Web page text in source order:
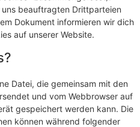
beauftragten Drittparteien
Dokument informieren wir dich
auf unserer Website.
Datei, die gemeinsam mit den
und vom Webbrowser auf
gespeichert werden kann. Die
können während folgender